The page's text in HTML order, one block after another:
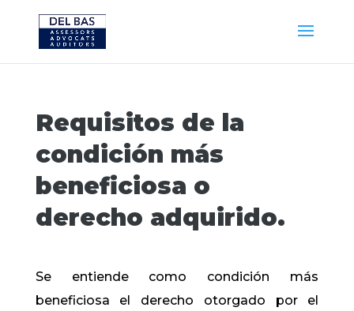
Requisitos de la
condición más
beneficiosa o
derecho adquirido.
Se entiende como condición más
beneficiosa el derecho otorgado por el